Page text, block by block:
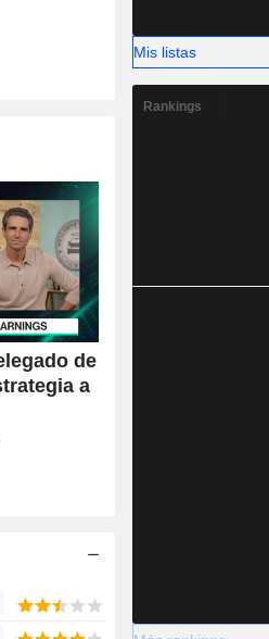
de
a
Mis listas
Rankings